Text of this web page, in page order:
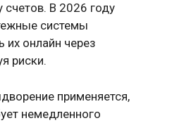
счетов. В 2026 году
системы
их онлайн через
риски.
применяется,
немедленного